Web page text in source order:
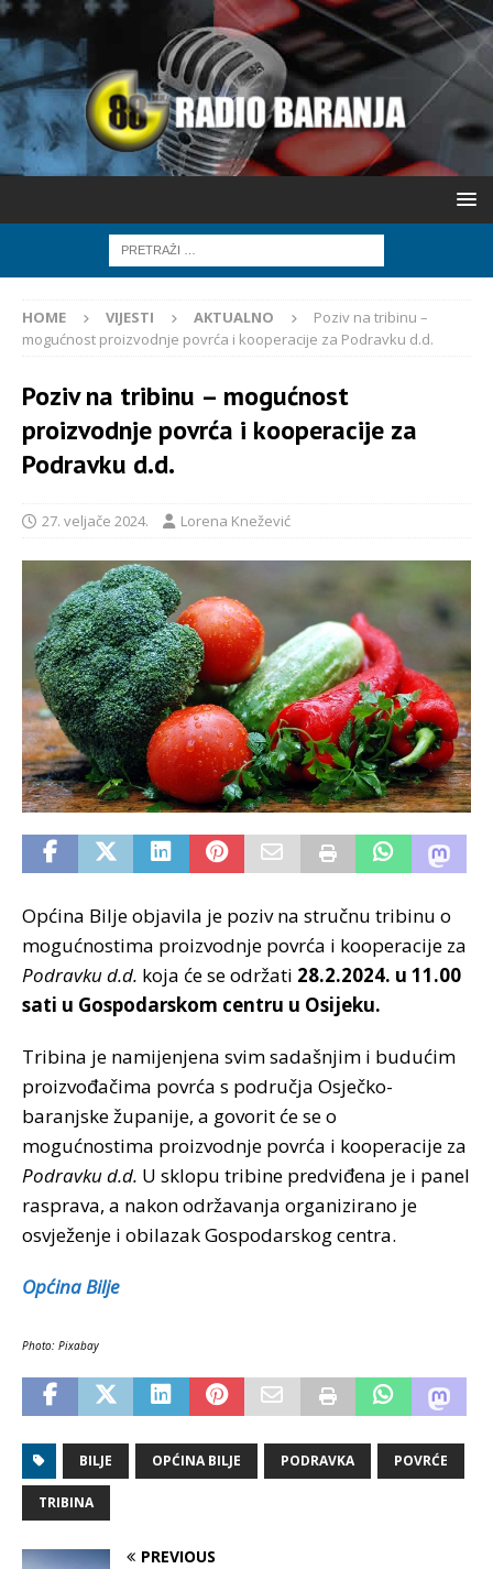
HOME VIJESTI AKTUALNO
Poziv na tribinu –
mogućnost proizvodnje povrća i kooperacije za Podravku d.d.
Poziv na tribinu – mogućnost
proizvodnje povrća i kooperacije za
Podravku d.d.
27. veljače 2024. Lorena Knežević
Općina Bilje objavila je poziv na stručnu tribinu o
mogućnostima proizvodnje povrća i kooperacije za
Podravku d.d. koja će se održati 28.2.2024. u 11.00
sati u Gospodarskom centru u Osijeku.
Tribina je namijenjena svim sadašnjim i budućim
proizvođačima povrća s područja Osječko-
baranjske županije, a govorit će se o
mogućnostima proizvodnje povrća i kooperacije za
Podravku d.d. U sklopu tribine predviđena je i panel
rasprava, a nakon održavanja organizirano je
osvježenje i obilazak Gospodarskog centra.
Općina Bilje
Photo: Pixabay
BILJE OPĆINA BILJE PODRAVKA POVRĆE
TRIBINA
PREVIOUS